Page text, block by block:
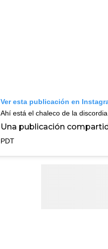
Ver esta publicación en
Ahí está el chaleco de la
Una publicación
PDT